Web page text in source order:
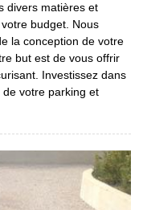
divers matières et
budget. Nous
la conception de votre
but est de vous offrir
Investissez dans
votre parking et